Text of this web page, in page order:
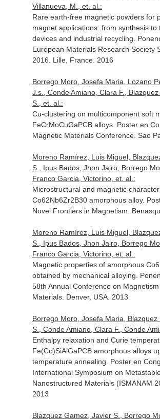
Villanueva, M., et. al.:
Rare earth-free magnetic powders for
magnet applications: from synthesis to
devices and industrial recycling.
European Materials Research Society
2016. Lille, France. 2016
Borrego Moro, Josefa Maria, Lozano
J.s., Conde Amiano, Clara F.,
S., et. al.:
Cu-clustering on multicomponent soft
FeCrMoCuGaPCB alloys. Poster en
Magnetic Materials Conference. Sao
Moreno Ramírez, Luis Miguel,
S., Ipus Bados, Jhon Jairo, Borrego
Franco Garcia, Victorino, et. al.:
Microstructural and magnetic
Co62Nb6Zr2B30 amorphous alloy.
Novel Frontiers in Magnetism.
Moreno Ramírez, Luis Miguel,
S., Ipus Bados, Jhon Jairo, Borrego
Franco Garcia, Victorino, et. al.:
Magnetic properties of amorphous
obtained by mechanical alloying.
58th Annual Conference on
Materials. Denver, USA. 2013
Borrego Moro, Josefa Maria, Blazquez
S., Conde Amiano, Clara F., Conde
Enthalpy relaxation and Curie
Fe(Co)SiAlGaPCB amorphous alloys
temperature annealing. Poster en
International Symposium on
Nanostructured Materials (ISMANAM
2013
Blazquez Gamez, Javier S., Borrego